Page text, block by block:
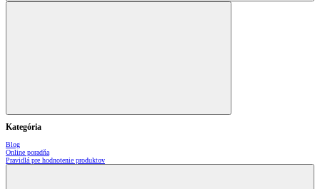
Kategória
Blog
Online poradňa
Pravidlá pre hodnotenie produktov